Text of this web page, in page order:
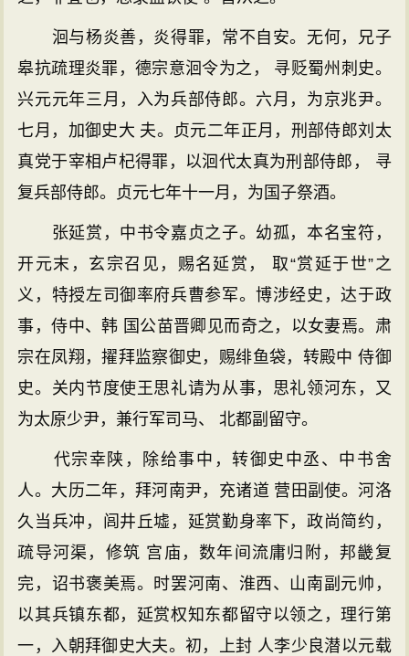
洄与杨炎善，炎得罪，常不自安。无何，兄子
皋抗疏理炎罪，德宗意洄令为之， 寻贬蜀州刺史。
兴元元年三月，入为兵部侍郎。六月，为京兆尹。
七月，加御史大 夫。贞元二年正月，刑部侍郎刘太
真党于宰相卢杞得罪，以洄代太真为刑部侍郎， 寻
复兵部侍郎。贞元七年十一月，为国子祭酒。
张延赏，中书令嘉贞之子。幼孤，本名宝符，
开元末，玄宗召见，赐名延赏， 取“赏延于世”之
义，特授左司御率府兵曹参军。博涉经史，达于政
事，侍中、韩 国公苗晋卿见而奇之，以女妻焉。肃
宗在凤翔，擢拜监察御史，赐绯鱼袋，转殿中 侍御
史。关内节度使王思礼请为从事，思礼领河东，又
为太原少尹，兼行军司马、 北都副留守。
代宗幸陕，除给事中，转御史中丞、中书舍
人。大历二年，拜河南尹，充诸道 营田副使。河洛
久当兵冲，闾井丘墟，延赏勤身率下，政尚简约，
疏导河渠，修筑 宫庙，数年间流庸归附，邦畿复
完，诏书褒美焉。时罢河南、淮西、山南副元帅，
以其兵镇东都，延赏权知东都留守以领之，理行第
一，入朝拜御史大夫。初，上封 人李少良潜以元载